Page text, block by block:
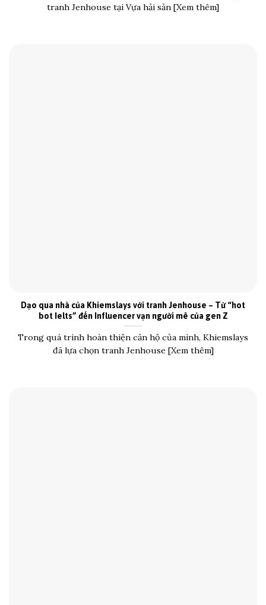
tranh Jenhouse tại Vựa hải sản [Xem thêm]
Dạo qua nhà của Khiemslays với tranh Jenhouse – Từ “hot
bot Ielts” đến Influencer vạn người mê của gen Z
Trong quá trình hoàn thiện căn hộ của mình, Khiemslays
đã lựa chọn tranh Jenhouse [Xem thêm]